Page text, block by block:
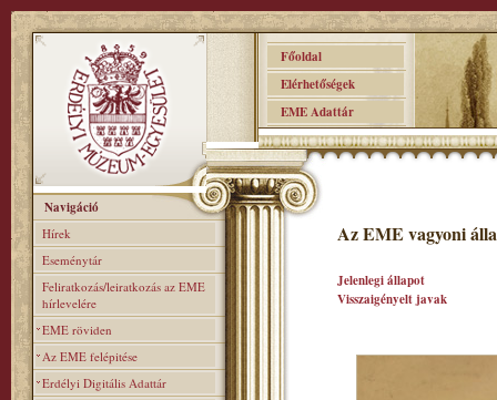
Főoldal
Elérhetőségek
EME Adattár
Navigáció
Hírek
Eseménytár
Feliratkozás/leiratkozás az EME
hírlevelére
EME röviden
Az EME felépitése
Erdélyi Digitális Adattár
Az EME vagyoni
Jelenlegi állapot
Visszaigényelt javak